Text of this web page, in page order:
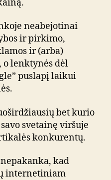
neabejotinai
ir pirkimo,
ir (arba)
o lenktynės dėl
puslapį laikui
bet kurio
svetainę viršuje
konkurentų.
kad
internetiniam